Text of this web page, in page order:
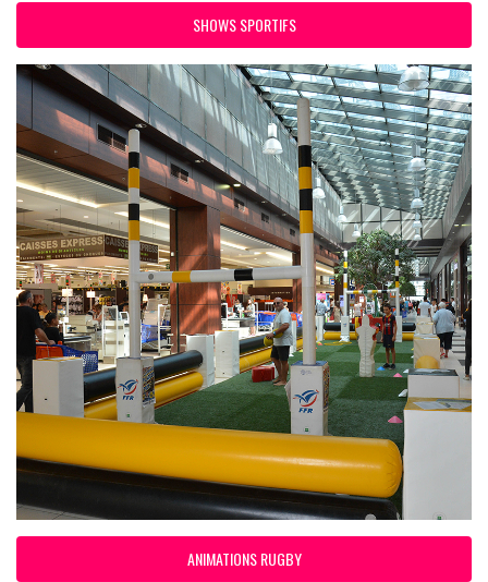
SHOWS SPORTIFS
ANIMATIONS RUGBY